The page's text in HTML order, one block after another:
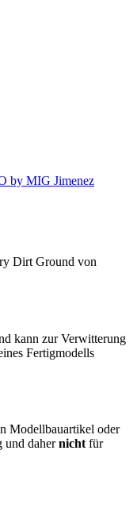
by MIG Jimenez
Dirt Ground von
kann zur Verwitterung
Fertigmodells
Modellbauartikel oder
und dahernicht für